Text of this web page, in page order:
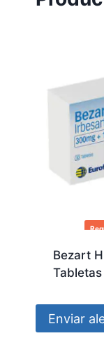
Bezart
Tabletas
Enviar